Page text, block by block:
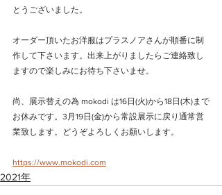
とうございました。
オーダー頂いたお洋服はプラスノアさんが順番に制
作して下さいます。出来上がりましたらご連絡致し
ますので楽しみにお待ち下さいませ。
尚、展示替えの為 mokodi は16日(火)から18日(木)まで
お休みです。3月19日(金)から常設展示に戻り通常営
業致します。どうぞよろしくお願いします。
https://www.mokodi.com
2021年